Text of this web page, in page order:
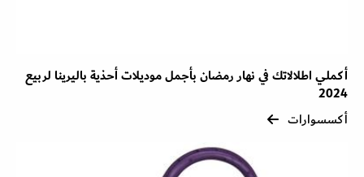
أكملي اطلالاتك في نهار رمضان بأجمل موديلات أحذية باليرينا لربيع
2024
أكسسوارات